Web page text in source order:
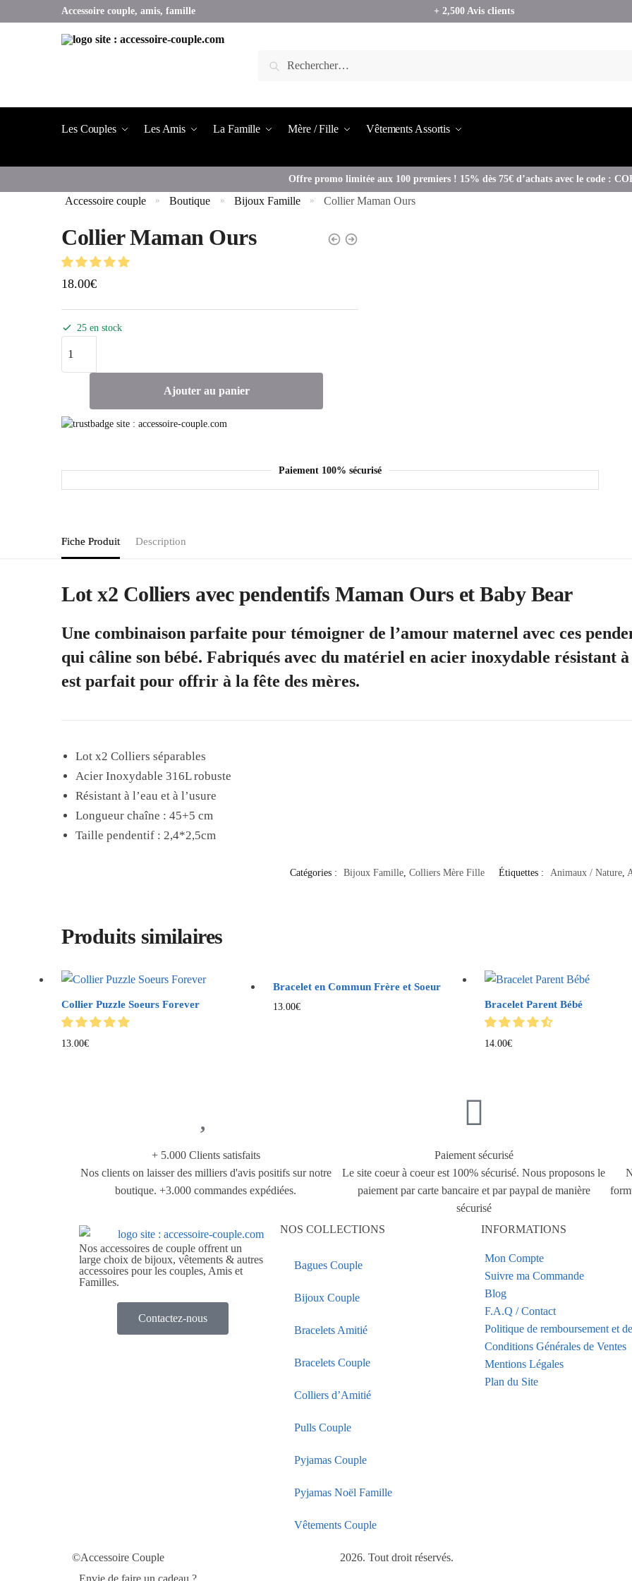
Accessoire couple, amis, famille + 2,500 Avis clients
Les Couples Les Amis La Famille Mère / Fille Vêtements Assortis
Offre promo limitée aux 100 premiers ! 15% dès 75€ d’achats avec le code :
Accessoire couple » Boutique » Bijoux Famille » Collier Maman Ours
Collier Maman Ours
18.00€
25 en stock
Ajouter au panier
Paiement 100% sécurisé
Fiche Produit Description
Lot x2 Colliers avec pendentifs Maman Ours et Baby Bear
Une combinaison parfaite pour témoigner de l’amour maternel avec ces
qui câline son bébé. Fabriqués avec du matériel en acier inoxydable résistant
est parfait pour offrir à la fête des mères.
Lot x2 Colliers séparables
Acier Inoxydable 316L robuste
Résistant à l’eau et à l’usure
Longueur chaîne : 45+5 cm
Taille pendentif : 2,4*2,5cm
Catégories : Bijoux Famille, Colliers Mère Fille Étiquettes : Animaux / Nature,
Produits similaires
Collier Puzzle Soeurs Forever
13.00€
Bracelet en Commun Frère et Soeur
13.00€ Bracelet Parent Bébé
14.00€
+ 5.000 Clients satisfaits
Nos clients on laisser des milliers d'avis positifs sur notre
boutique. +3.000 commandes expédiées.
Paiement sécurisé
Le site coeur à coeur est 100% sécurisé. Nous proposons le
paiement par carte bancaire et par paypal de manière
sécurisé
Nos accessoires de couple offrent un
large choix de bijoux, vêtements & autres
accessoires pour les couples, Amis et
Familles.
Contactez-nous
NOS COLLECTIONS
Bagues Couple
Bijoux Couple
Bracelets Amitié
Bracelets Couple
Colliers d’Amitié
Pulls Couple
Pyjamas Couple
Pyjamas Noël Famille
Vêtements Couple
INFORMATIONS
Mon Compte
Suivre ma Commande
Blog
F.A.Q / Contact
Politique de remboursement et
Conditions Générales de Ventes
Mentions Légales
Plan du Site
©Accessoire Couple
2026. Tout droit réservés.